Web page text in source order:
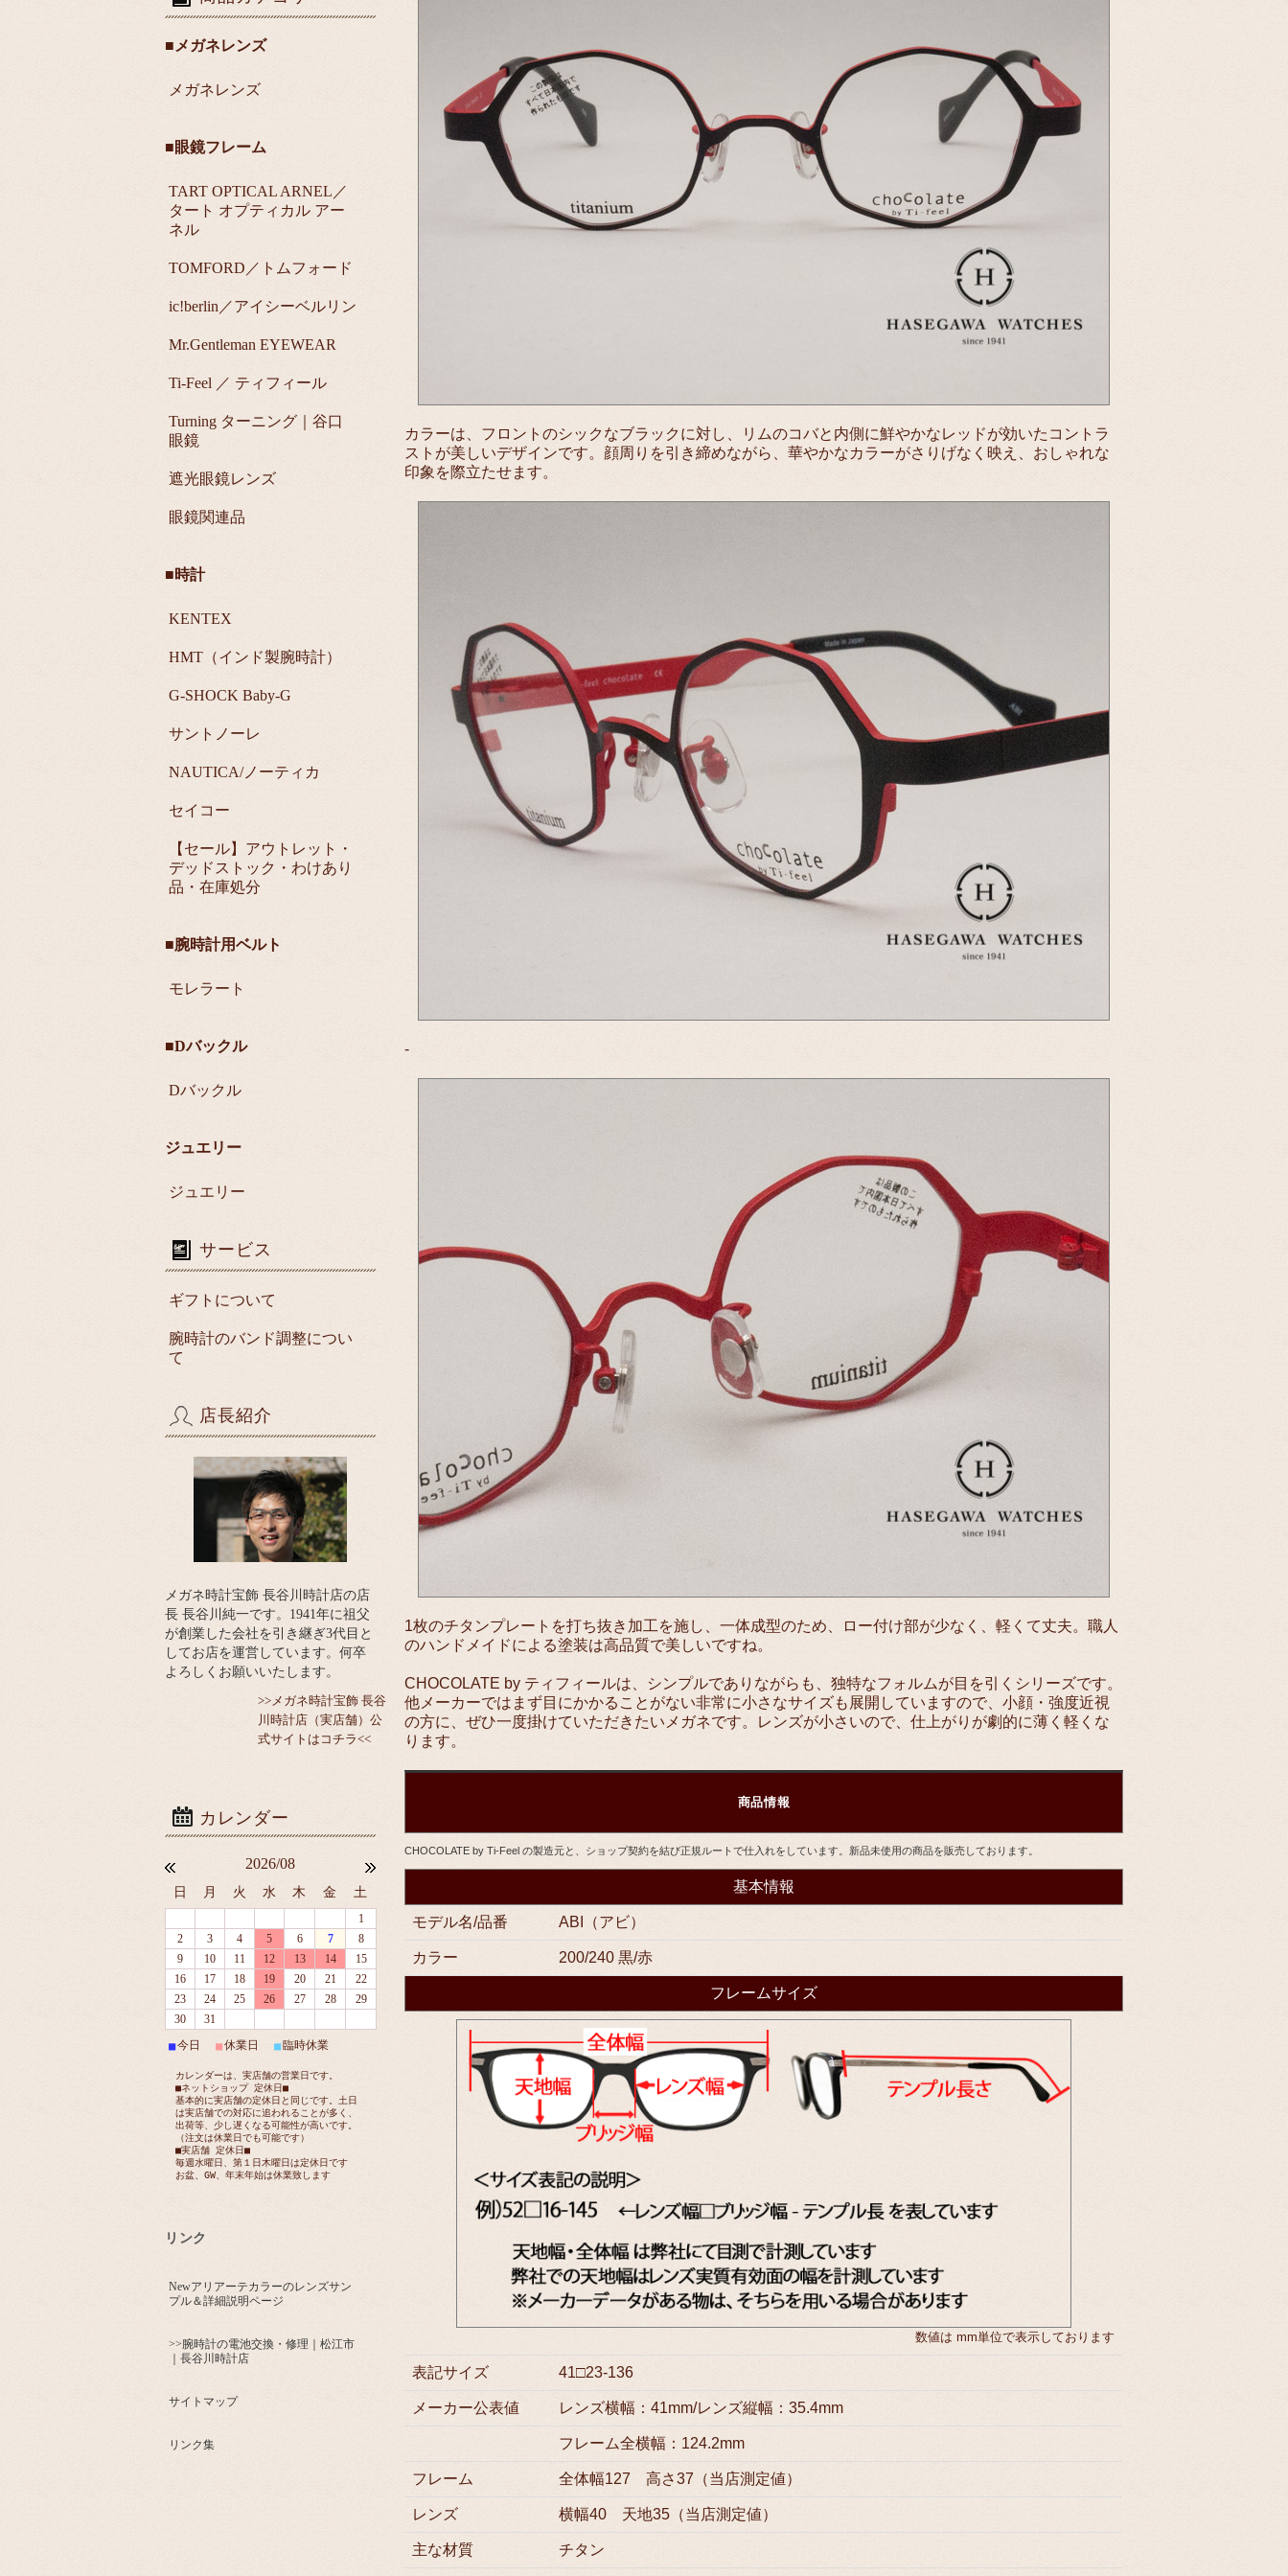
カラーは、フロントのシックなブラックに対し、リムのコバと内側に鮮やかなレッドが効いたコントラ
ストが美しいデザインです。顔周りを引き締めながら、華やかなカラーがさりげなく映え、おしゃれな
印象を際立たせます。
-
1枚のチタンプレートを打ち抜き加工を施し、一体成型のため、ロー付け部が少なく、軽くて丈夫。職人
のハンドメイドによる塗装は高品質で美しいですね。
CHOCOLATE by ティフィールは、シンプルでありながらも、独特なフォルムが目を引くシリーズです。
他メーカーではまず目にかかることがない非常に小さなサイズも展開していますので、小顔・強度近視
の方に、ぜひ一度掛けていただきたいメガネです。レンズが小さいので、仕上がりが劇的に薄く軽くな
ります。
商品情報
CHOCOLATE by Ti-Feel の製造元と、ショップ契約を結び正規ルートで仕入れをしています。新品未使用の商品を販売しております。
基本情報
モデル名/品番 ABI（アビ）
カラー 200/240 黒/赤
フレームサイズ
数値は mm単位で表示しております
表記サイズ 41□23-136
メーカー公表値 レンズ横幅：41mm/レンズ縦幅：35.4mm
フレーム全横幅：124.2mm
フレーム 全体幅127 高さ37（当店測定値）
レンズ 横幅40 天地35（当店測定値）
主な材質 チタン
■メガネレンズ
メガネレンズ
■眼鏡フレーム
TART OPTICAL ARNEL／
タート オプティカル アー
ネル
TOMFORD／トムフォード
ic!berlin／アイシーベルリン
Mr.Gentleman EYEWEAR
Ti-Feel ／ ティフィール
Turning ターニング｜谷口
眼鏡
遮光眼鏡レンズ
眼鏡関連品
■時計
KENTEX
HMT（インド製腕時計）
G-SHOCK Baby-G
サントノーレ
NAUTICA/ノーティカ
セイコー
【セール】アウトレット・
デッドストック・わけあり
品・在庫処分
■腕時計用ベルト
モレラート
■Dバックル
Dバックル
ジュエリー
ジュエリー
サービス
ギフトについて
腕時計のバンド調整につい
て
店長紹介
メガネ時計宝飾 長谷川時計店の店
長 長谷川純一です。1941年に祖父
が創業した会社を引き継ぎ3代目と
してお店を運営しています。何卒
よろしくお願いいたします。
>>メガネ時計宝飾 長谷
川時計店（実店舗）公
式サイトはコチラ<<
2026/08
日 月 火 水 木 金 土
1
2
3 4 5 6 7
8
9
10 11 12 13 14
15
16
17 18 19 20 21
22
23
24 25 26 27 28
29
30
31
■今日 ■休業日 ■臨時休業
カレンダーは、実店舗の営業日です。
■ネットショップ 定休日■
基本的に実店舗の定休日と同じです。土日
は実店舗での対応に追われることが多く、
出荷等、少し遅くなる可能性が高いです。
（注文は休業日でも可能です）
■実店舗 定休日■
毎週水曜日、第１日木曜日は定休日です
お盆、GW、年末年始は休業致します
リンク
Newアリアーテカラーのレンズサン
プル＆詳細説明ページ
>>腕時計の電池交換・修理｜松江市
｜長谷川時計店
サイトマップ
リンク集